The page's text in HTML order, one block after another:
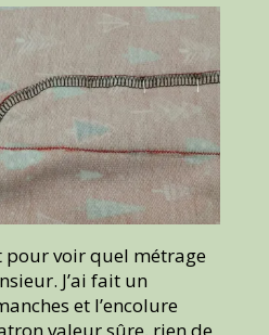
pour voir quel métrage
J’ai fait un
et l’encolure